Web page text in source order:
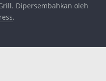
Dipersembahkan oleh
.